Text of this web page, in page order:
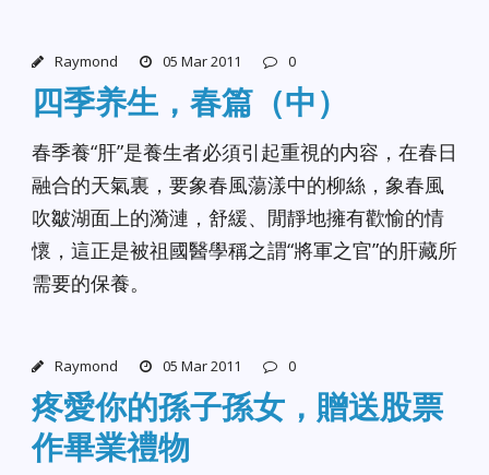
Raymond 05 Mar 2011 0
四季养生，春篇（中）
春季養“肝”是養生者必須引起重視的内容，在春日
融合的天氣裏，要象春風蕩漾中的柳絲，象春風
吹皺湖面上的漪漣，舒緩、閒靜地擁有歡愉的情
懷，這正是被祖國醫學稱之謂“將軍之官”的肝藏所
需要的保養。
Raymond 05 Mar 2011 0
疼愛你的孫子孫女，贈送股票
作畢業禮物